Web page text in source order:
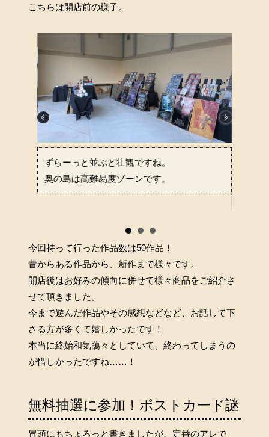
こちらは開店前の様子。
ずらーっと並ぶと壮観ですね。
奥の島は高難易度ゾーンです。
今回持って行った作品数は50作品！
昔からある作品から、新作まで様々です。
開店後はお好みの傾向に併せて様々商品をご紹介さ
せて頂きました。
今まで遊んだ作品やその感想などなど、お話して下
さる方が多くて嬉しかったです！
本当に終始和気藹々としていて、終わってしまうの
が惜しかったですね……！
無料抽選に参加！ポストカード謎
冒頭にもちょろっと書きましたが、定番のアレで